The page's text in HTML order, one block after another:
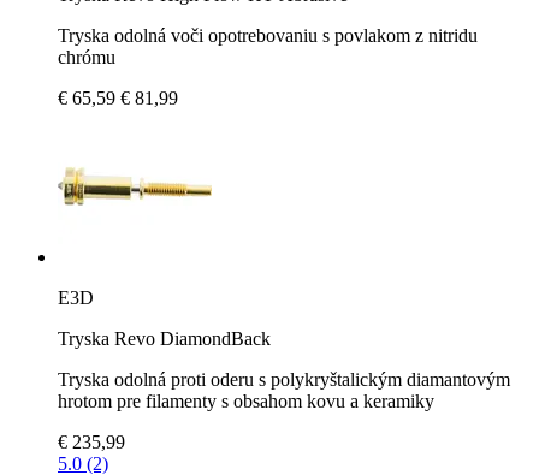
Tryska odolná voči opotrebovaniu s povlakom z nitridu
chrómu
€ 65,59 € 81,99
E3D
Tryska Revo DiamondBack
Tryska odolná proti oderu s polykryštalickým diamantovým
hrotom pre filamenty s obsahom kovu a keramiky
€ 235,99
5.0 (2)